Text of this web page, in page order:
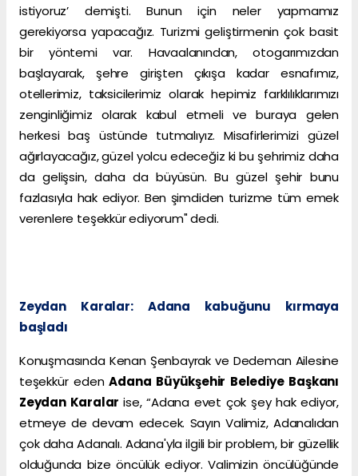
istiyoruz’ demişti. Bunun için neler yapmamız
gerekiyorsa yapacağız. Turizmi geliştirmenin çok basit
bir yöntemi var. Havaalanından, otogarımızdan
başlayarak, şehre girişten çıkışa kadar esnafımız,
otellerimiz, taksicilerimiz olarak hepimiz farklılıklarımızı
zenginliğimiz olarak kabul etmeli ve buraya gelen
herkesi baş üstünde tutmalıyız. Misafirlerimizi güzel
ağırlayacağız, güzel yolcu edeceğiz ki bu şehrimiz daha
da gelişsin, daha da büyüsün. Bu güzel şehir bunu
fazlasıyla hak ediyor. Ben şimdiden turizme tüm emek
verenlere teşekkür ediyorum" dedi.
Zeydan Karalar: Adana kabuğunu kırmaya
başladı
Konuşmasında Kenan Şenbayrak ve Dedeman Ailesine
teşekkür edenAdana Büyükşehir Belediye Başkanı
Zeydan Karalarise, “Adana evet çok şey hak ediyor,
etmeye de devam edecek. Sayın Valimiz, Adanalıdan
çok daha Adanalı. Adana'yla ilgili bir problem, bir güzellik
olduğunda bize öncülük ediyor. Valimizin öncülüğünde